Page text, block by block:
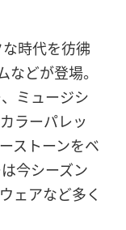
時代を彷彿
どが登場。
ミュージシ
ラーパレッ
ストーンをベ
今シーズン
ェアなど多く